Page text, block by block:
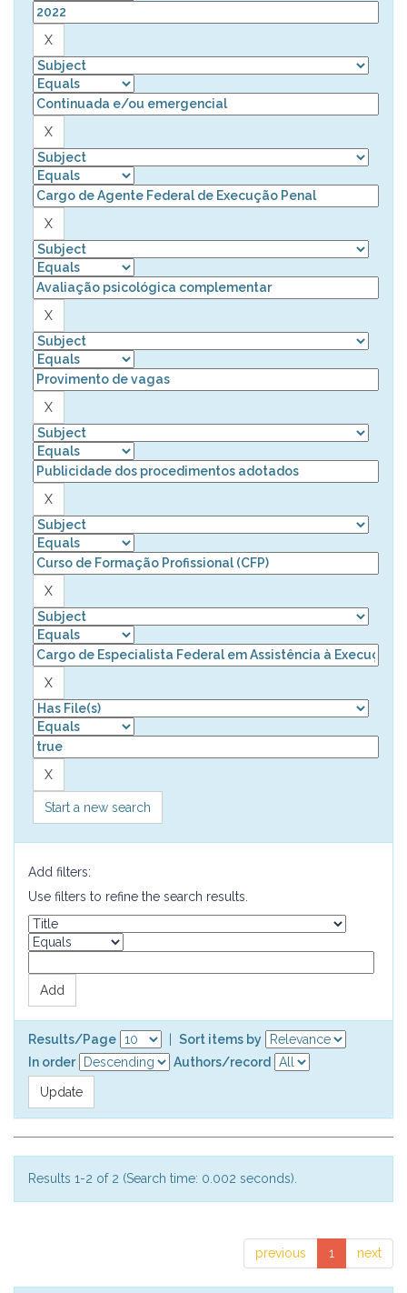
Start a new search
Add filters:
Use filters to refine the search results.
Results/Page
Sort items by
In order
Authors/record
Results 1-2 of 2 (Search time: 0.002 seconds).
previous 1 next